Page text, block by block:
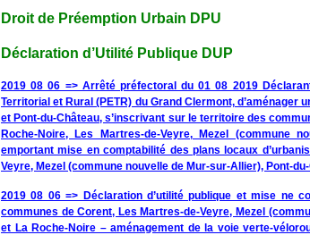
Droit de Préemption Urbain DPU
Déclaration d’Utilité Publique DUP
2019 08 06 => Arrêté préfectoral du 01 08 2019
Territorial et Rural (PETR) du Grand Clermont, d’aménager
et Pont-du-Château, s’inscrivant sur le territoire des
Roche-Noire, Les Martres-de-Veyre, Mezel (commune
emportant mise en comptabilité des plans locaux
Veyre, Mezel (commune nouvelle de Mur-sur-Allier), Pont-
2019 08 06 => Déclaration d’utilité publique et mise ne
communes de Corent, Les Martres-de-Veyre, Mezel
et La Roche-Noire – aménagement de la voie verte-